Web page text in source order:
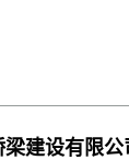
建设有限